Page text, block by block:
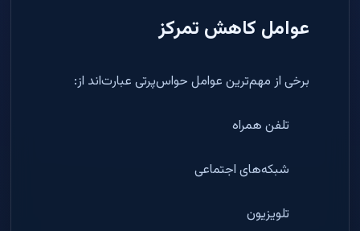
عوامل کاهش تمرکز
برخی از مهم‌ترین عوامل حواس‌پرتی عبارت‌اند از:
تلفن همراه
شبکه‌های اجتماعی
تلویزیون